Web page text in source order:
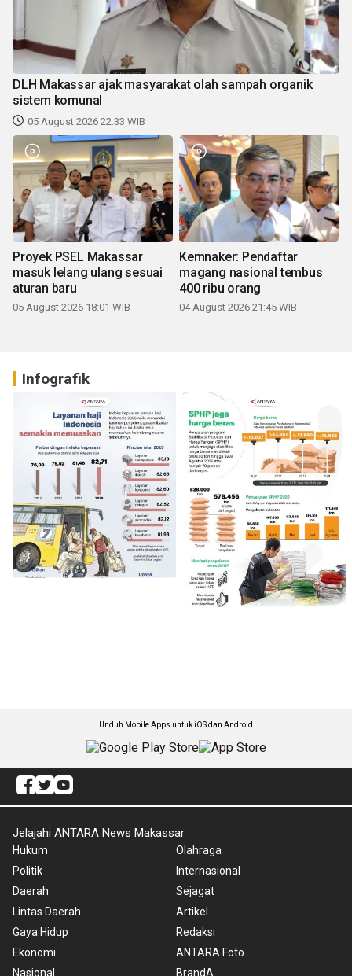
DLH Makassar ajak masyarakat olah sampah organik
sistem komunal
05 August 2026 22:33 WIB
Proyek PSEL Makassar
masuk lelang ulang sesuai
aturan baru
05 August 2026 18:01 WIB
Kemnaker: Pendaftar
magang nasional tembus
400 ribu orang
04 August 2026 21:45 WIB
Infografik
Unduh Mobile Apps untuk iOS dan Android
Jelajahi ANTARA News Makassar
Hukum
Politik
Daerah
Lintas Daerah
Gaya Hidup
Ekonomi
Nasional
Olahraga
Internasional
Sejagat
Artikel
Redaksi
ANTARA Foto
BrandA